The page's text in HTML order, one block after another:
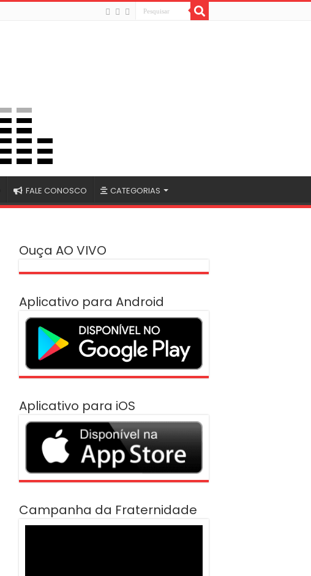
FALE CONOSCO CATEGORIAS
Ouça AO VIVO
Aplicativo para Android
Aplicativo para iOS
Campanha da Fraternidade